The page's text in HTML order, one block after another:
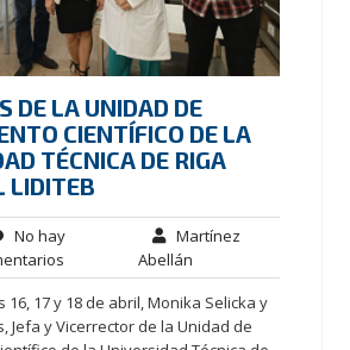
DE LA UNIDAD DE
CIENTÍFICO DE LA
TÉCNICA DE RIGA
LIDITEB
No hay
Martínez
Abellán
17 y 18 de abril, Monika Selicka y
Jefa y Vicerrector de la Unidad de